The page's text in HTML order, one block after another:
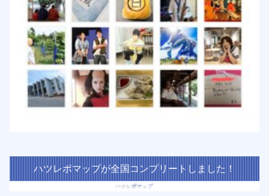
ハツレポマップが全国コンプリートしました！